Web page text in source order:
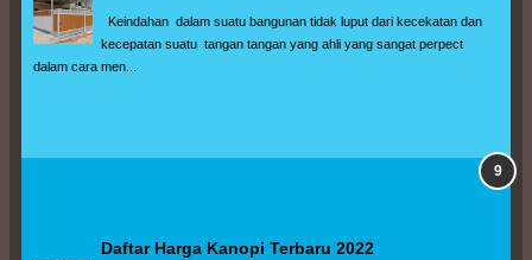
Keindahan  dalam suatu bangunan tidak luput dari kecekatan dan
kecepatan suatu  tangan tangan yang ahli yang sangat perpect
dalam cara men...
Daftar Harga Kanopi Terbaru 2022